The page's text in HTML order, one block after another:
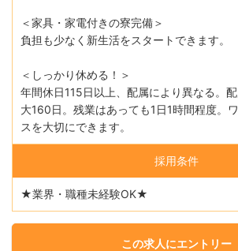
＜家具・家電付きの寮完備＞
負担も少なく新生活をスタートできます。
＜しっかり休める！＞
年間休日115日以上、配属により異なる。
大160日。残業はあっても1日1時間程度。
スを大切にできます。
採用条件
★業界・職種未経験OK★
この求人にエントリー